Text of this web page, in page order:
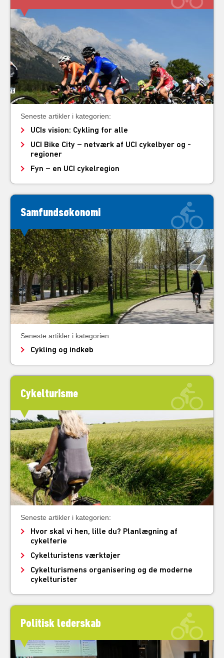
Seneste artikler i kategorien:
UCIs vision: Cykling for alle
UCI Bike City – netværk af UCI cykelbyer og -
regioner
Fyn – en UCI cykelregion
Samfundsøkonomi
Seneste artikler i kategorien:
Cykling og indkøb
Cykelturisme
Seneste artikler i kategorien:
Hvor skal vi hen, lille du? Planlægning af
cykelferie
Cykelturistens værktøjer
Cykelturismens organisering og de moderne
cykelturister
Politisk lederskab